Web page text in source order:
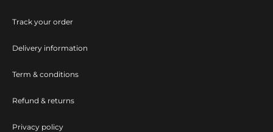
Track your order
Delivery information
Term & conditions
Refund & returns
Privacy policy